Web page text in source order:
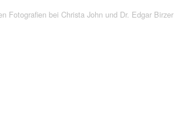
Fotografien bei Christa John und Dr. Edgar Birzer